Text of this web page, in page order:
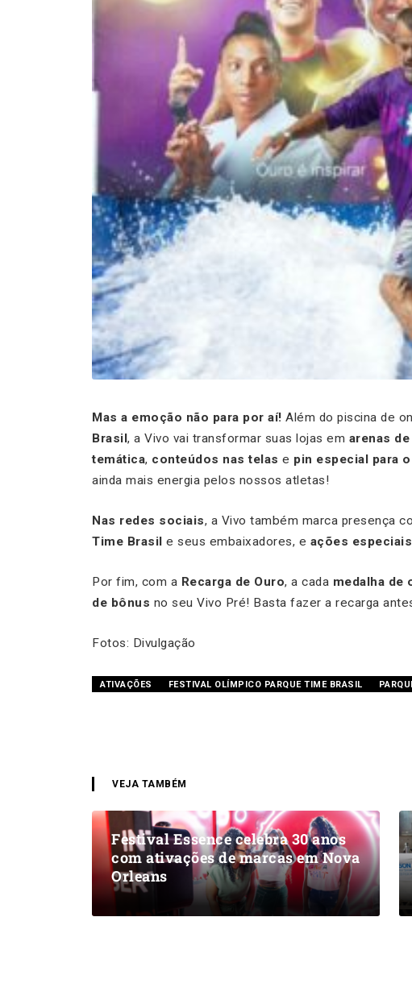
Mas a emoção não para por aí! Além do piscina de
Brasil, a Vivo vai transformar suas lojas em arenas
temática, conteúdos nas telas e pin especial para
ainda mais energia pelos nossos atletas!
Nas redes sociais, a Vivo também marca presença
Time Brasil e seus embaixadores, e ações
Por fim, com a Recarga de Ouro, a cada medalha de
de bônus no seu Vivo Pré! Basta fazer a recarga
Fotos: Divulgação
ATIVAÇÕES FESTIVAL OLÍMPICO PARQUE TIME BRASIL
VEJA TAMBÉM
Festival Essence celebra 30 anos
com ativações de marcas em Nova
Orleans